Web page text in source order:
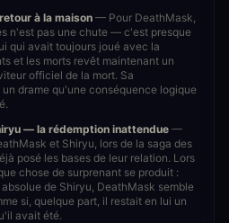
à la maison— Pour DeathMask,
n'est pas une chute — c'est presque
qui avait toujours joué avec la
et les morts revêt maintenant un
officiel de la mort. Sa
drame qu'une conséquence logique
— la rédemption inattendue —
et Shiryu, lors de la saga des
posé les bases de leur relation. Lors
chose de surprenant se produit :
de Shiryu, DeathMask semble
si, quelque part, il restait en lui un
avait été.